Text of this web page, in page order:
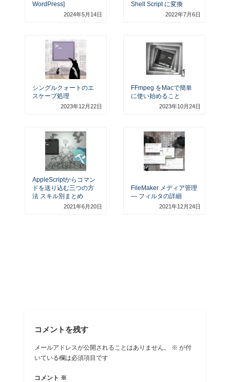
WordPress]
2024年5月14日
Shell Script に変換
2022年7月6日
シングルクォートのエ
スケープ処理
2023年12月22日
FFmpeg をMacで簡単
に使い始めること
2023年10月24日
AppleScriptからコマン
ドを送り込む三つの方
法 スキル別まとめ
2021年6月20日
FileMaker メディア管理
— フィルタの詳細
2021年12月24日
コメントを残す
メールアドレスが公開されることはありません。 ※ が付
いている欄は必須項目です
コメント ※